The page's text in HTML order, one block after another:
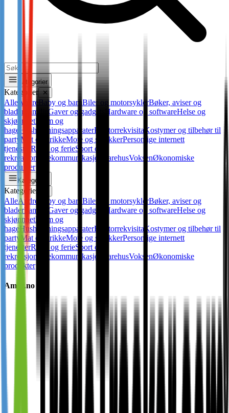
Kategorier
Kategorier ✕
Alle AndreBaby og barnBiler og motorsyklerBøker, aviser og
blader
Familie Gaver og gadgets Hardware og softwareHelse og
skjønnhetHjem og
hage HusholdningsapparaterKontorrekvisita Kostymer og tilbehør til
party Mat og drikkeMote og smykkerPersonlige internett
tjenester Reise og ferieSport og
rekreasjon
Telekommunikasjon VarehusVoksenØkonomiske
produkter
Kategorier
Kategorier
AlleAndre Baby og barn Biler og motorsyklerBøker, aviser og
bladerFamilie Gaver og gadgets Hardware og softwareHelse og
skjønnhetHjem og
hage HusholdningsapparaterKontorrekvisita Kostymer og tilbehør til
party Mat og drikkeMote og smykkerPersonlige internett
tjenesterReise og ferieSport og
rekreasjon
Telekommunikasjon VarehusVoksenØkonomiske
produkter
Amor.no